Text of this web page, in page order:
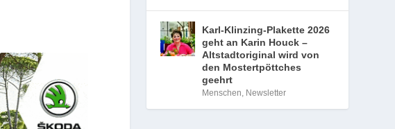
Karl-Klinzing-Plakette 2026
geht an Karin Houck –
Altstadtoriginal wird von
den Mostertpöttches
geehrt
Menschen, Newsletter